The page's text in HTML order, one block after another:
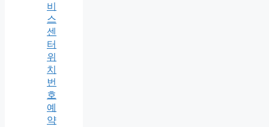
비
스
센
터
위
치
번
호
예
약